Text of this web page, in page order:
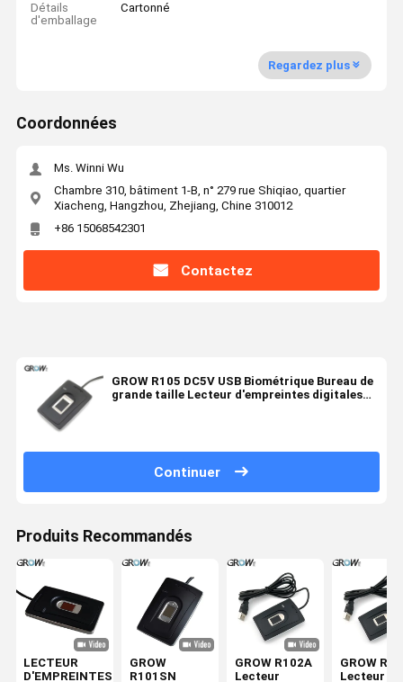
Détails
d'emballage
Cartonné
Regardez plus
Coordonnées
Ms. Winni Wu
Chambre 310, bâtiment 1-B, n° 279 rue Shiqiao, quartier
Xiacheng, Hangzhou, Zhejiang, Chine 310012
+86 15068542301
Contactez
GROW R105 DC5V USB Biométrique Bureau de
grande taille Lecteur d'empreintes digitales
Continuer
Produits Recommandés
LECTEUR
D'EMPREINTES
GROW
R101SN
GROW R102A
Lecteur
GROW
Lecteur